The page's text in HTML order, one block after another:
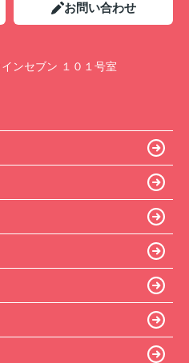
お問い合わせ
ンセブン １０１号室